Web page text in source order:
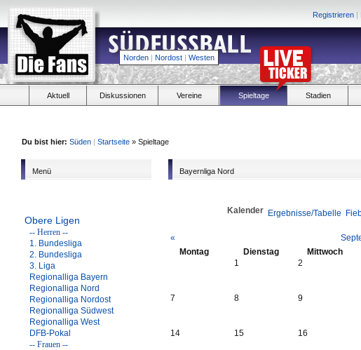
Registrieren |
Norden | Nordost | Westen
Aktuell Diskussionen Vereine Spieltage Stadien
Du bist hier: Süden | Startseite » Spieltage
Menü
Obere Ligen
-- Herren --
1. Bundesliga
2. Bundesliga
3. Liga
Regionalliga Bayern
Regionalliga Nord
Regionalliga Nordost
Regionalliga Südwest
Regionalliga West
DFB-Pokal
-- Frauen --
Bayernliga Nord
Kalender Ergebnisse/Tabelle
«
Montag
Dienstag Mittwoch
1
2
7 8 9
14 15 16